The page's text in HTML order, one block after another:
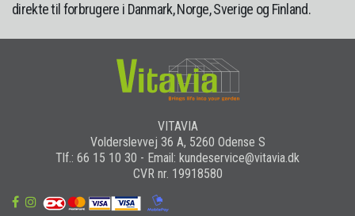
direkte til forbrugere i Danmark, Norge, Sverige og Finland.
VITAVIA
Volderslevvej 36 A, 5260 Odense S
Tlf.: 66 15 10 30 - Email: kundeservice@vitavia.dk
CVR nr. 19918580